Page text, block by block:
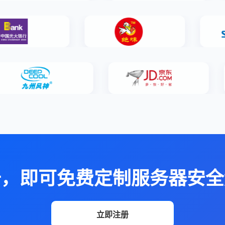
即可免费定制服务器安
立即注册